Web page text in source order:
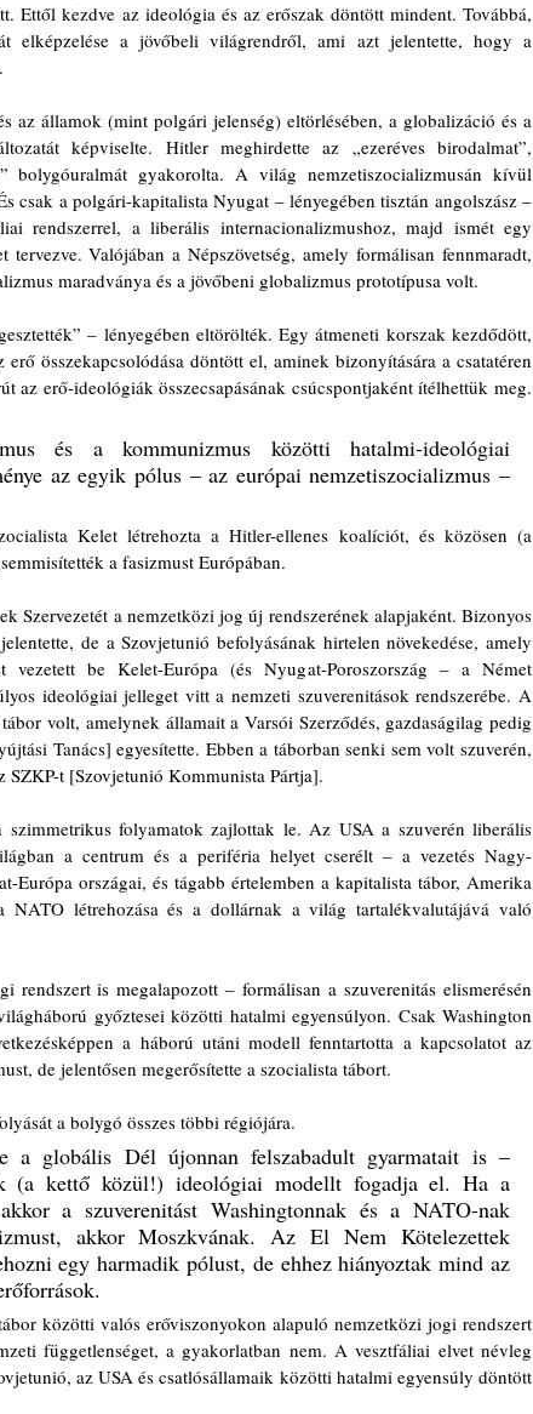
Ettől kezdve az ideológia és az erőszak döntött mindent. Továbbá,
elképzelése a jövőbeli világrendről, ami azt jelentette, hogy a
az államok (mint polgári jelenség) eltörlésében, a globalizáció és a
képviselte. Hitler meghirdette az „ezeréves birodalmat”,
bolygóuralmát gyakorolta. A világ nemzetiszocializmusán kívül
csak a polgári-kapitalista Nyugat – lényegében tisztán angolszász –
rendszerrel, a liberális internacionalizmushoz, majd ismét egy
Valójában a Népszövetség, amely formálisan fennmaradt,
maradványa és a jövőbeni globalizmus prototípusa volt.
– lényegében eltörölték. Egy átmeneti korszak kezdődött,
összekapcsolódása döntött el, aminek bizonyítására a csatatéren
az erő-ideológiák összecsapásának csúcspontjaként ítélhettük meg.
és a kommunizmus közötti hatalmi-ideológiai
az egyik pólus – az európai nemzetiszocializmus –
Kelet létrehozta a Hitler-ellenes koalíciót, és közösen (a
a fasizmust Európában.
Szervezetét a nemzetközi jog új rendszerének alapjaként. Bizonyos
de a Szovjetunió befolyásának hirtelen növekedése, amely
be Kelet-Európa (és Nyugat-Poroszország – a Német
ideológiai jelleget vitt a nemzeti szuverenitások rendszerébe. A
volt, amelynek államait a Varsói Szerződés, gazdaságilag pedig
Tanács] egyesítette. Ebben a táborban senki sem volt szuverén,
SZKP-t [Szovjetunió Kommunista Pártja].
szimmetrikus folyamatok zajlottak le. Az USA a szuverén liberális
a centrum és a periféria helyet cserélt – a vezetés Nagy-
Európa országai, és tágabb értelemben a kapitalista tábor, Amerika
NATO létrehozása és a dollárnak a világ tartalékvalutájává való
is megalapozott – formálisan a szuverenitás elismerésén
győztesei közötti hatalmi egyensúlyon. Csak Washington
a háború utáni modell fenntartotta a kapcsolatot az
de jelentősen megerősítette a szocialista tábort.
a bolygó összes többi régiójára.
a globális Dél újonnan felszabadult gyarmatait is –
(a kettő közül!) ideológiai modellt fogadja el. Ha a
a szuverenitást Washingtonnak és a NATO-nak
akkor Moszkvának. Az El Nem Kötelezettek
egy harmadik pólust, de ehhez hiányoztak mind az
közötti valós erőviszonyokon alapuló nemzetközi jogi rendszert
függetlenséget, a gyakorlatban nem. A vesztfáliai elvet névleg
az USA és csatlósállamaik közötti hatalmi egyensúly döntött